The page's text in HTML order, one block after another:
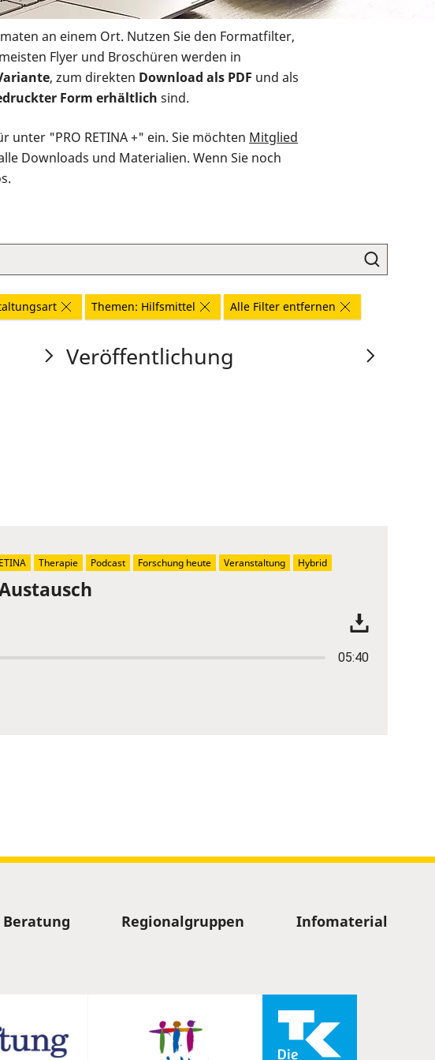
an einem Ort. Nutzen Sie den Formatfilter,
Flyer und Broschüren werden in
, zum direkten Download als PDF und als
Form erhältlich sind.
unter "PRO RETINA +" ein. Sie möchten Mitglied
Downloads und Materialien. Wenn Sie noch
Themen: Hilfsmittel Alle Filter entfernen
Veröffentlichung
05:40
Therapie Podcast Forschung heute Veranstaltung Hybrid
Beratung Regionalgruppen Infomaterial